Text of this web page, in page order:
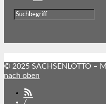
© 2025 SACHSENLOTTO –
nach oben
/